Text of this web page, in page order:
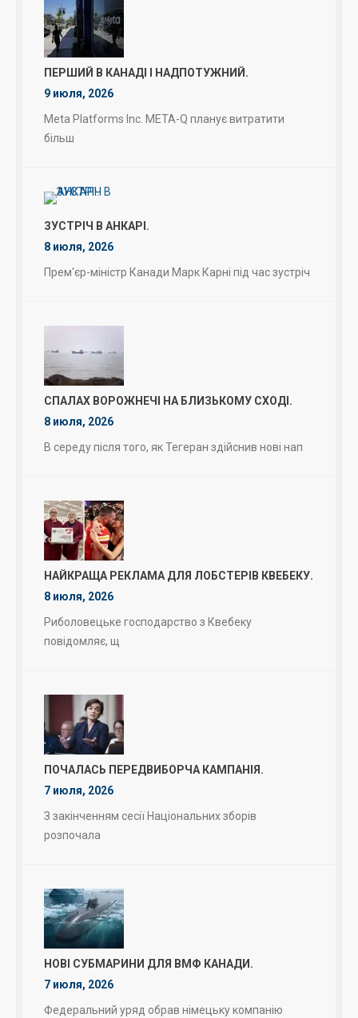
ПЕРШИЙ В КАНАДІ І НАДПОТУЖНИЙ.
9 июля, 2026
Meta Platforms Inc. META-Q планує витратити
більш
ЗУСТРІЧ В АНКАРІ.
8 июля, 2026
Прем'єр-міністр Канади Марк Карні під час зустріч
СПАЛАХ ВОРОЖНЕЧІ НА БЛИЗЬКОМУ СХОДІ.
8 июля, 2026
В середу після того, як Тегеран здійснив нові нап
НАЙКРАЩА РЕКЛАМА ДЛЯ ЛОБСТЕРІВ КВЕБЕКУ.
8 июля, 2026
Риболовецьке господарство з Квебеку
повідомляє, щ
ПОЧАЛАСЬ ПЕРЕДВИБОРЧА КАМПАНІЯ.
7 июля, 2026
З закінченням сесії Національних зборів
розпочала
НОВІ СУБМАРИНИ ДЛЯ ВМФ КАНАДИ.
7 июля, 2026
Федеральний уряд обрав німецьку компанію